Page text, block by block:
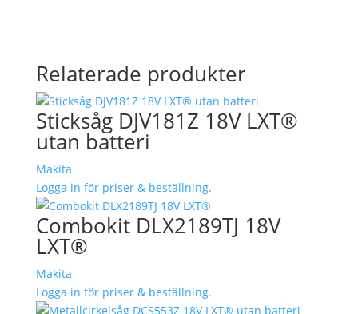
Relaterade produkter
Sticksåg DJV181Z 18V LXT®
utan batteri
Makita
Logga in för priser & beställning.
Combokit DLX2189TJ 18V
LXT®
Makita
Logga in för priser & beställning.